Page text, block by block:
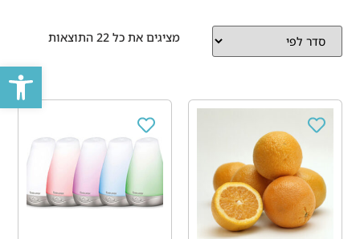
פתח
מציגים את כל ⁦22⁩ התוצאות